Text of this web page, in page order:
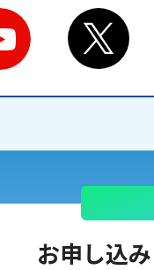
お申し込み